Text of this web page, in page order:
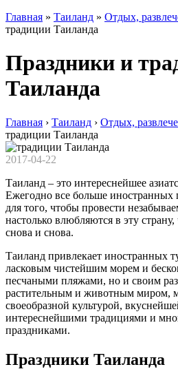
Главная » Таиланд » Отдых,
традиции Таиланда
Праздники и
Таиланда
Главная › Таиланд › Отдых,
традиции Таиланда
2017-04-22
Таиланд – это интереснейшее
Ежегодно все больше иностранных
для того, чтобы провести
настолько влюбляются в эту
снова и снова.
Таиланд привлекает иностранных
ласковым чистейшим морем и
песчаными пляжами, но и своим
растительным и животным миром,
своеобразной культурой,
интереснейшими традициями и
праздниками.
Праздники Таиланда